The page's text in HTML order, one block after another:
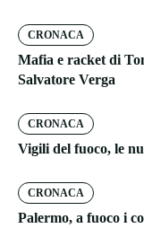
CRONACA
Mafia e racket di
Salvatore Verga
CRONACA
Vigili del fuoco, le
CRONACA
Palermo, a fuoco i